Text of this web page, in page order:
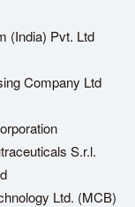
(India) Pvt. Ltd
Company Ltd
S.r.l.
Ltd. (MCB)